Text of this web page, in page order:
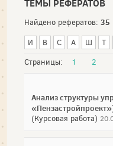
ТЕМЫ РЕФЕРАТОВ
Найдено рефератов: 35
И В С А Ш Т
Страницы:
1 2
Анализ структуры
(Курсовая работа)